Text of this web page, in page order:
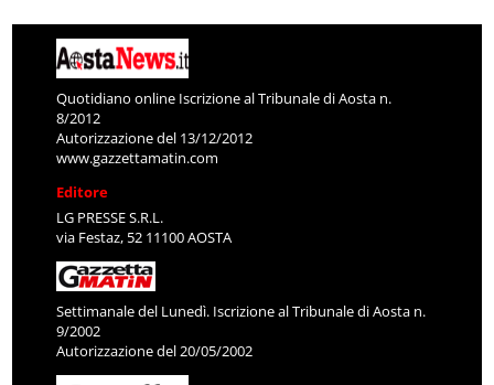
Quotidiano online Iscrizione al Tribunale di Aosta n.
8/2012
Autorizzazione del 13/12/2012
www.gazzettamatin.com
Editore
LG PRESSE S.R.L.
via Festaz, 52 11100 AOSTA
Settimanale del Lunedì. Iscrizione al Tribunale di Aosta n.
9/2002
Autorizzazione del 20/05/2002